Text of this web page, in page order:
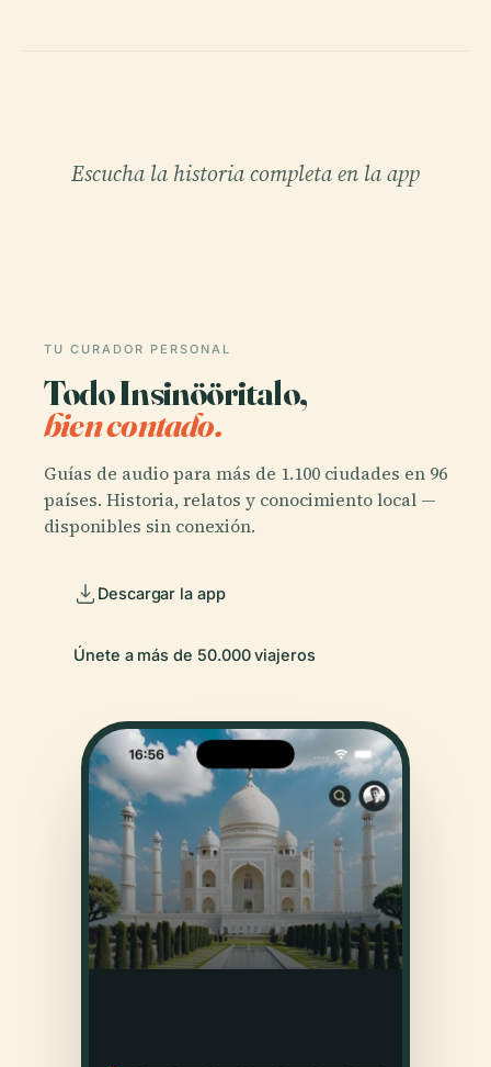
Escucha la historia completa en la app
TU CURADOR PERSONAL
Todo Insinööritalo,
bien contado.
Guías de audio para más de 1.100 ciudades en 96
países. Historia, relatos y conocimiento local —
disponibles sin conexión.
Descargar la app
Únete a más de 50.000 viajeros